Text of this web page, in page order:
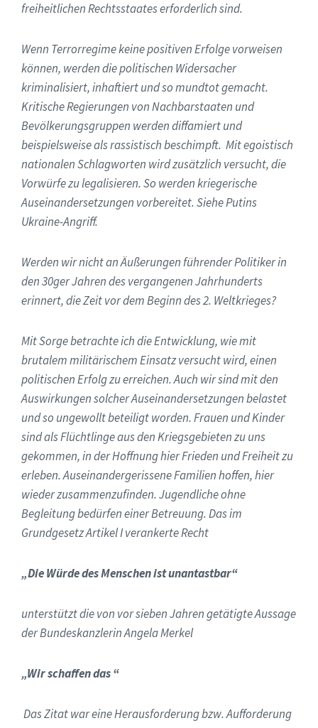
freiheitlichen Rechtsstaates erforderlich sind.
Wenn Terrorregime keine positiven Erfolge vorweisen
können, werden die politischen Widersacher
kriminalisiert, inhaftiert und so mundtot gemacht.
Kritische Regierungen von Nachbarstaaten und
Bevölkerungsgruppen werden diffamiert und
beispielsweise als rassistisch beschimpft. Mit egoistisch
nationalen Schlagworten wird zusätzlich versucht, die
Vorwürfe zu legalisieren. So werden kriegerische
Auseinandersetzungen vorbereitet. Siehe Putins
Ukraine-Angriff.
Werden wir nicht an Äußerungen führender Politiker in
den 30ger Jahren des vergangenen Jahrhunderts
erinnert, die Zeit vor dem Beginn des 2. Weltkrieges?
Mit Sorge betrachte ich die Entwicklung, wie mit
brutalem militärischem Einsatz versucht wird, einen
politischen Erfolg zu erreichen. Auch wir sind mit den
Auswirkungen solcher Auseinandersetzungen belastet
und so ungewollt beteiligt worden. Frauen und Kinder
sind als Flüchtlinge aus den Kriegsgebieten zu uns
gekommen, in der Hoffnung hier Frieden und Freiheit zu
erleben. Auseinandergerissene Familien hoffen, hier
wieder zusammenzufinden. Jugendliche ohne
Begleitung bedürfen einer Betreuung. Das im
Grundgesetz Artikel I verankerte Recht
„Die Würde des Menschen ist unantastbar“
unterstützt die von vor sieben Jahren getätigte Aussage
der Bundeskanzlerin Angela Merkel
„Wir schaffen das “
Das Zitat war eine Herausforderung bzw. Aufforderung